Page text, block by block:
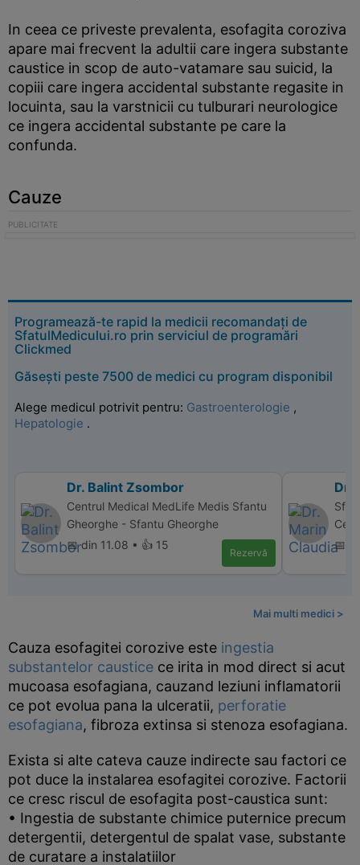
In ceea ce priveste prevalenta, esofagita coroziva
apare mai frecvent la adultii care ingera substante
caustice in scop de auto-vatamare sau suicid, la
copiii care ingera accidental substante regasite in
locuinta, sau la varstnicii cu tulburari neurologice
ce ingera accidental substante pe care la
confunda.
Cauze
Programează-te rapid la medicii recomandați de
SfatulMedicului.ro prin serviciul de programări
Clickmed
Găsești peste 7500 de medici cu program disponibil
Alege medicul potrivit pentru: Gastroenterologie ,
Hepatologie .
Dr. Balint Zsombor
Centrul Medical MedLife Medis Sfantu
Gheorghe - Sfantu Gheorghe
📅 din 11.08 • 👍 15
Rezervă
Dr.
📅
Mai multi medici >
Cauza esofagitei corozive este ingestia
substantelor caustice ce irita in mod direct si acut
mucoasa esofagiana, cauzand leziuni inflamatorii
ce pot evolua pana la ulceratii, perforatie
esofagiana, fibroza extinsa si stenoza esofagiana.
Exista si alte cateva cauze indirecte sau factori ce
pot duce la instalarea esofagitei corozive. Factorii
ce cresc riscul de esofagita post-caustica sunt:
• Ingestia de substante chimice puternice precum
detergentii, detergentul de spalat vase, substante
de curatare a instalatiilor